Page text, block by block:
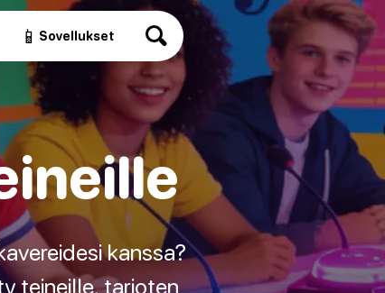
📱 Sovellukset
kanssa?
teineille, tarjoten